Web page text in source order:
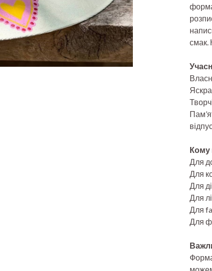
смак.
Кому
Для
Для
Для
Для
Для
Для